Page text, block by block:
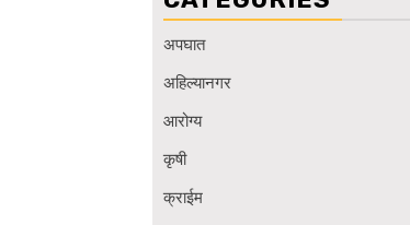
अपघात
अहिल्यानगर
आरोग्य
कृषी
क्राईम